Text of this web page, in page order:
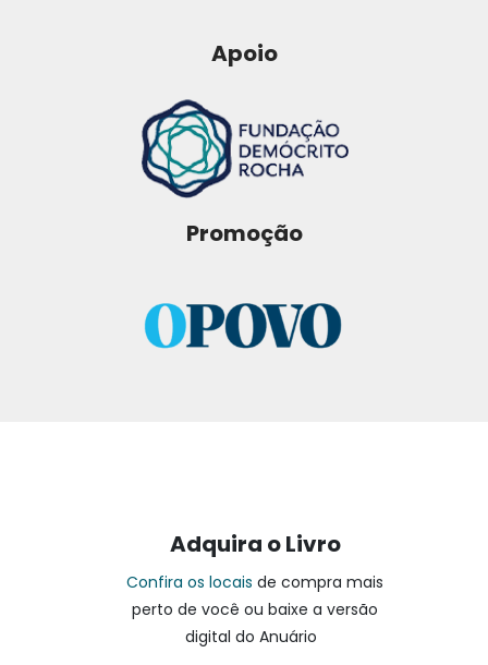
Apoio
Promoção
Adquira o Livro
Confira os locais de compra mais
perto de você ou baixe a versão
digital do Anuário